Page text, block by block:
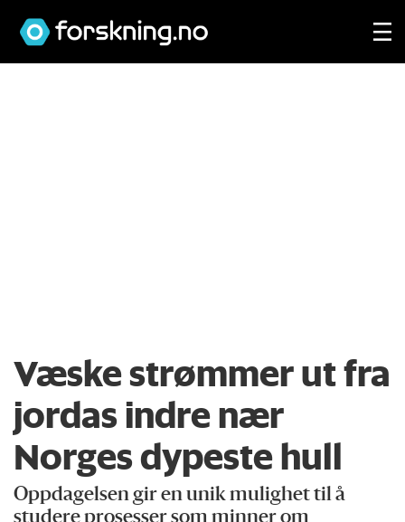
Væske strømmer ut fra
jordas indre nær
Norges dypeste hull
Oppdagelsen gir en unik mulighet til å
studere prosesser som minner om